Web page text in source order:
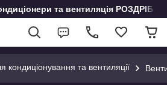
та вентиляція РОЗДРІБ
та вентиляції